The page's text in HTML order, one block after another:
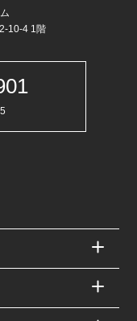
10-4 1階